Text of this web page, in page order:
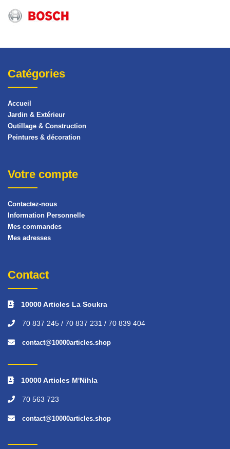
Catégories
Accueil
Jardin & Extérieur
Outillage & Construction
Peintures & décoration
Votre compte
Contactez-nous
Information Personnelle
Mes commandes
Mes adresses
Contact
10000 Articles La Soukra
70 837 245 / 70 837 231 / 70 839 404
contact@10000articles.shop
10000 Articles M'Nihla
70 563 723
contact@10000articles.shop